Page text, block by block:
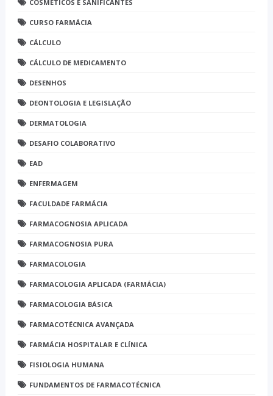
COSMÉTICOS E SANIFICANTES
CURSO FARMÁCIA
CÁLCULO
CÁLCULO DE MEDICAMENTO
DESENHOS
DEONTOLOGIA E LEGISLAÇÃO
DERMATOLOGIA
DESAFIO COLABORATIVO
EAD
ENFERMAGEM
FACULDADE FARMÁCIA
FARMACOGNOSIA APLICADA
FARMACOGNOSIA PURA
FARMACOLOGIA
FARMACOLOGIA APLICADA (FARMÁCIA)
FARMACOLOGIA BÁSICA
FARMACOTÉCNICA AVANÇADA
FARMÁCIA HOSPITALAR E CLÍNICA
FISIOLOGIA HUMANA
FUNDAMENTOS DE FARMACOTÉCNICA